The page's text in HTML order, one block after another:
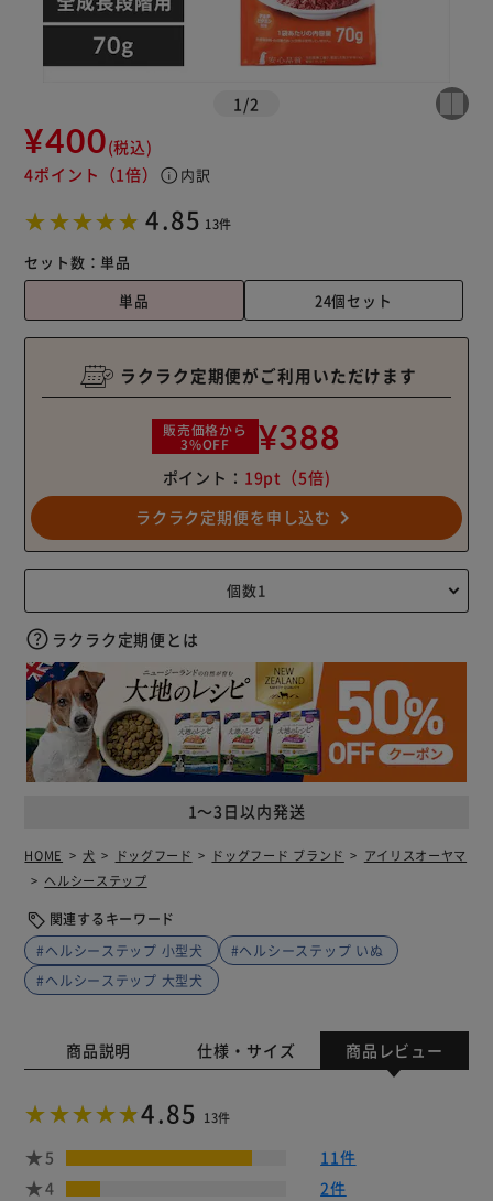
1 /2
¥400(税込)
4ポイント （1倍） info 内訳
4.85 13件
セット数： 単品
単品
24個セット
1～3日以内発送
ラクラク定期便がご利用いただけます
販売価格から
3%OFF ¥388
ポイント： 19pt （5倍)
ラクラク定期便を申し込む navigate_next
ラクラク定期便とは
HOME 犬 ドッグフード ドッグフード ブランド
アイリスオーヤマ
ヘルシーステップ
関連するキーワード
#ヘルシーステップ 小型犬
#ヘルシーステップ いぬ
#ヘルシーステップ 大型犬
商品説明 仕様・サイズ 商品レビュー
4.85 13件
5
11件
4
2件